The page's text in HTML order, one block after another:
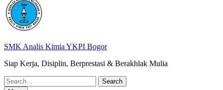
SMK Analis Kimia YKPI Bogor
Siap Kerja, Disiplin, Berprestasi & Berakhlak Mulia
Search